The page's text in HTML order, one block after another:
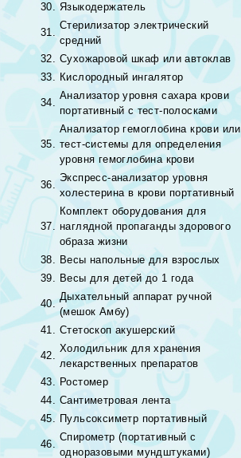
30. Языкодержатель
31.
Стерилизатор электрический
средний
32. Сухожаровой шкаф или автоклав
33. Кислородный ингалятор
34.
Анализатор уровня сахара крови
портативный с тест-полосками
35.
Анализатор гемоглобина крови или
тест-системы для определения
уровня гемоглобина крови
36.
Экспресс-анализатор уровня
холестерина в крови портативный
37.
Комплект оборудования для
наглядной пропаганды здорового
образа жизни
38. Весы напольные для взрослых
39. Весы для детей до 1 года
40.
Дыхательный аппарат ручной
(мешок Амбу)
41. Стетоскоп акушерский
42.
Холодильник для хранения
лекарственных препаратов
43. Ростомер
44. Сантиметровая лента
45. Пульсоксиметр портативный
46.
Спирометр (портативный с
одноразовыми мундштуками)